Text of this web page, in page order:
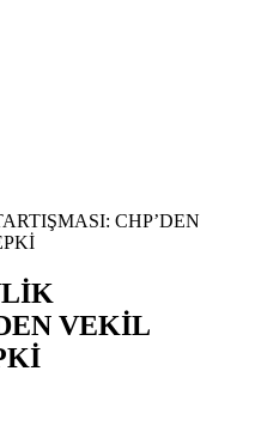
CHP’DEN
VEKİL